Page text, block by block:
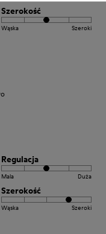
Szerokość
Wąska Szeroki
Regulacja
Mala Duża
Szerokość
Wąska Szeroki